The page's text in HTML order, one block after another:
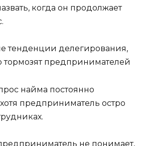
когда он продолжает
тенденции делегирования,
тормозят предпринимателей
найма постоянно
предприниматель остро
не понимает,